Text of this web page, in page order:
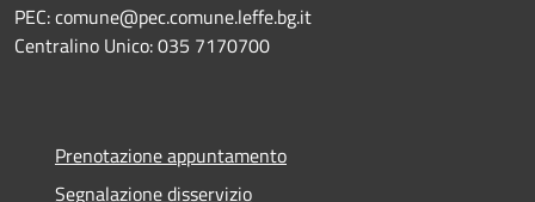
PEC: comune@pec.comune.leffe.bg.it
Centralino Unico: 035 7170700
Prenotazione appuntamento
Segnalazione disservizio